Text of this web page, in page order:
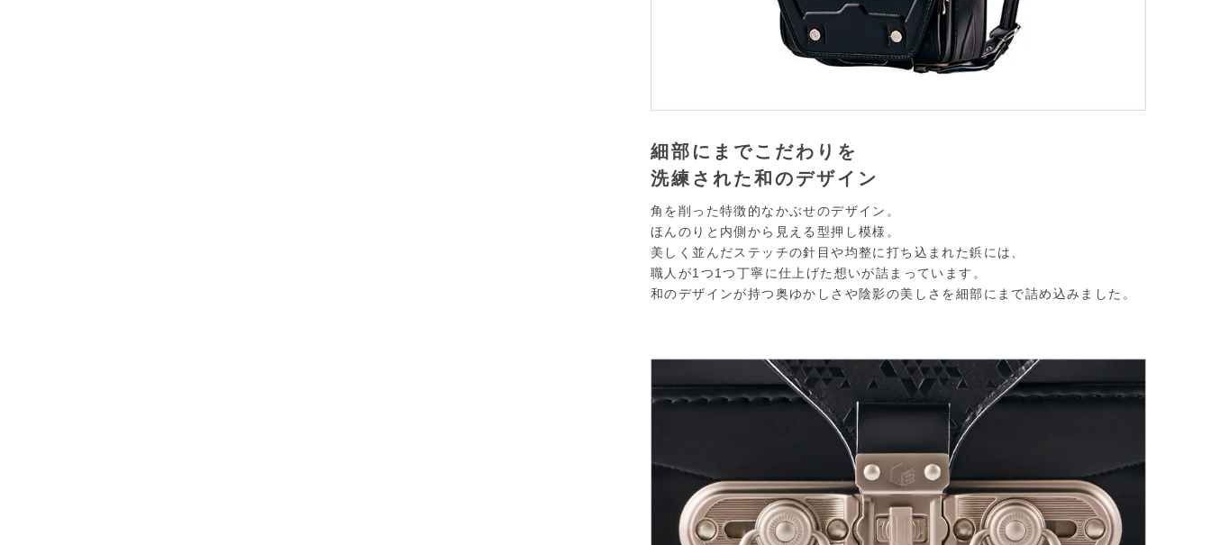
細部にまでこだわりを
洗練された和のデザイン
角を削った特徴的なかぶせのデザイン。
ほんのりと内側から見える型押し模様。
美しく並んだステッチの針目や均整に打ち込まれた鋲には、
職人が1つ1つ丁寧に仕上げた想いが詰まっています。
和のデザインが持つ奥ゆかしさや陰影の美しさを細部にまで詰め込みました。